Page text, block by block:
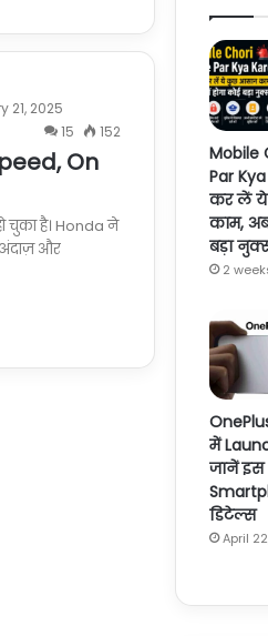
21, 2025
15
152
On
चुका है। Honda ने
और
Mobile
Par
कर लें
काम, अब
बड़ा
2
में
जानें इस
डिटेल्स
April